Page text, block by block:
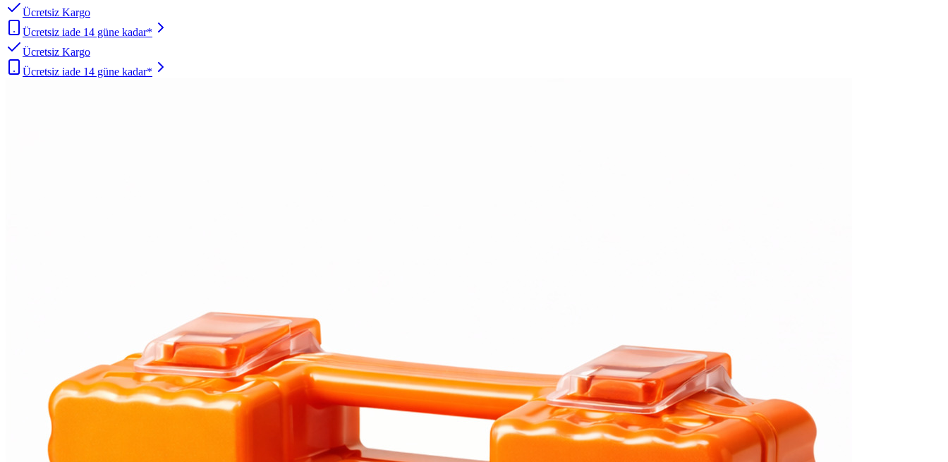
Ücretsiz Kargo
Ücretsiz iade 14 güne kadar*
Ücretsiz Kargo
Ücretsiz iade 14 güne kadar*